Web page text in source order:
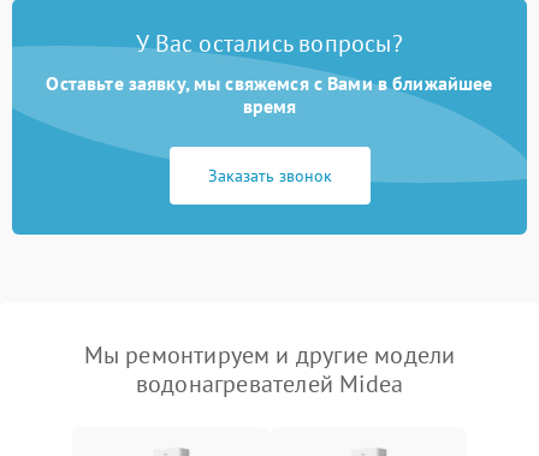
У Вас остались вопросы?
Оставьте заявку, мы свяжемся с Вами в ближайшее
время
Заказать звонок
Мы ремонтируем и другие модели
водонагревателей Midea